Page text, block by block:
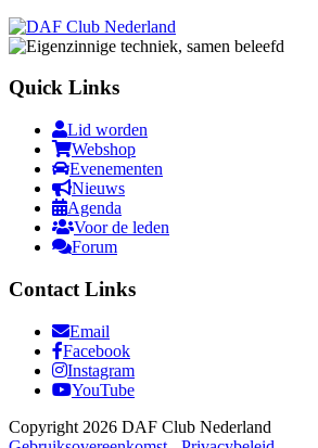
Quick Links
Lid worden
Webshop
Evenementen
Nieuws
Agenda
Voor de leden
Forum
Contact Links
Email
Facebook
Instagram
YouTube
Copyright 2026 DAF Club Nederland